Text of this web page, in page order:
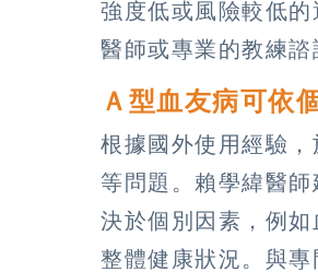
強度低或風險較低
醫師或專業的教練諮
Ａ型血友病可依
根據國外使用經驗
等問題。賴學緯醫
決於個別因素，例
整體健康狀況。與